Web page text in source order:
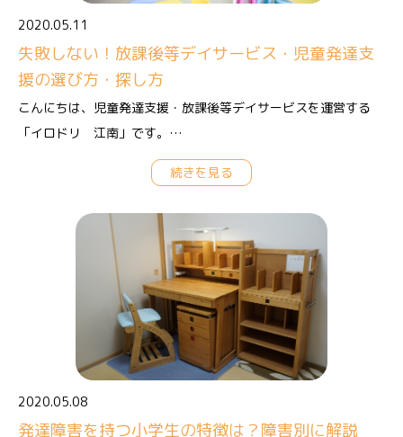
2020.05.11
失敗しない！放課後等デイサービス・児童発達支
援の選び方・探し方
こんにちは、児童発達支援・放課後等デイサービスを運営する
「イロドリ 江南」です。…
続きを見る
2020.05.08
発達障害を持つ小学生の特徴は？障害別に解説